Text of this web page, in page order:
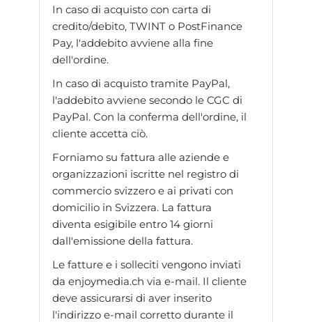
In caso di acquisto con carta di
credito/debito, TWINT o PostFinance
Pay, l'addebito avviene alla fine
dell'ordine.
In caso di acquisto tramite PayPal,
l'addebito avviene secondo le CGC di
PayPal. Con la conferma dell'ordine, il
cliente accetta ciò.
Forniamo su fattura alle aziende e
organizzazioni iscritte nel registro di
commercio svizzero e ai privati con
domicilio in Svizzera. La fattura
diventa esigibile entro 14 giorni
dall'emissione della fattura.
Le fatture e i solleciti vengono inviati
da enjoymedia.ch via e-mail. Il cliente
deve assicurarsi di aver inserito
l'indirizzo e-mail corretto durante il